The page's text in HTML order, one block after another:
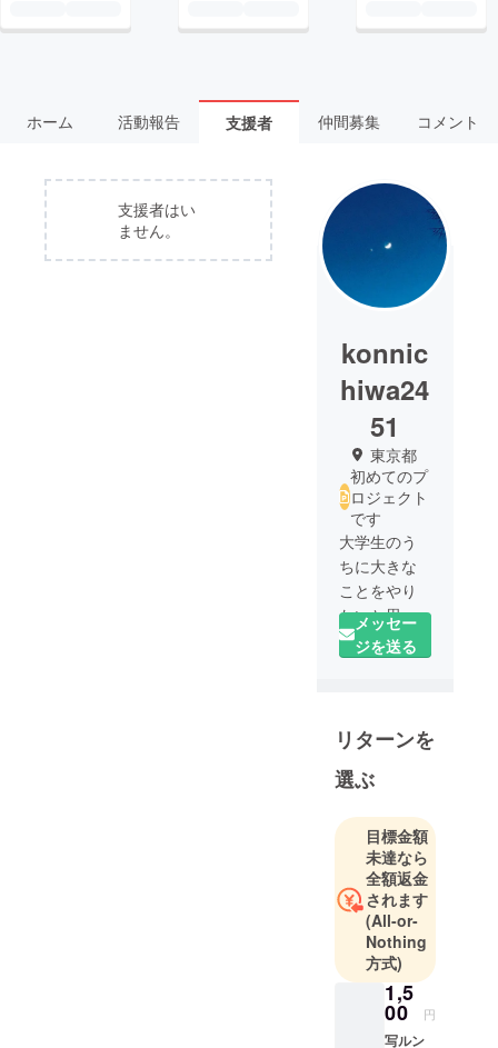
ホーム 活動報告 支援者 仲間募集 コメント
支援者はい
ません。
konnic
hiwa24
51
東京都
初めてのプ
ロジェクト
です
大学生のう
ちに大きな
ことをやり
たいと思っ
ています。
皆さんのお
メッセー
ジを送る
リターンを
選ぶ
目標金額
未達なら
全額返金
されます
(All-or-
Nothing
方式)
1,5
00 円
写ルン